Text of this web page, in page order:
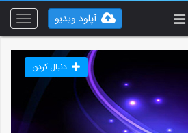
Toggle
آپلود ویدیو
دنبال کردن